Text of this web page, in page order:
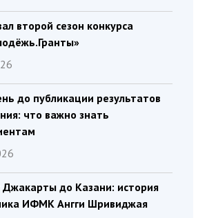
второй сезон конкурса
до публикации результатов
что важно знать
Джакарты до Казани: история
ИФМК Ангги Шривиджая